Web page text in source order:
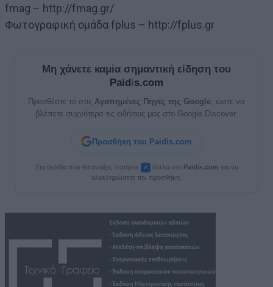
fmag – http://fmag.gr/
Φωτογραφική ομάδα fplus – http://fplus.gr
Μη χάνετε καμία σημαντική είδηση του
Paidis.com
Προσθέστε το στις Αγαπημένες Πηγές της Google , ώστε να
βλέπετε συχνότερα τις ειδήσεις μας στο Google Discover.
Προσθήκη του Paidis.com
Στη σελίδα που θα ανοίξει, πατήστε ✓ δίπλα στο Paidis.com για να
ολοκληρώσετε την προσθήκη.